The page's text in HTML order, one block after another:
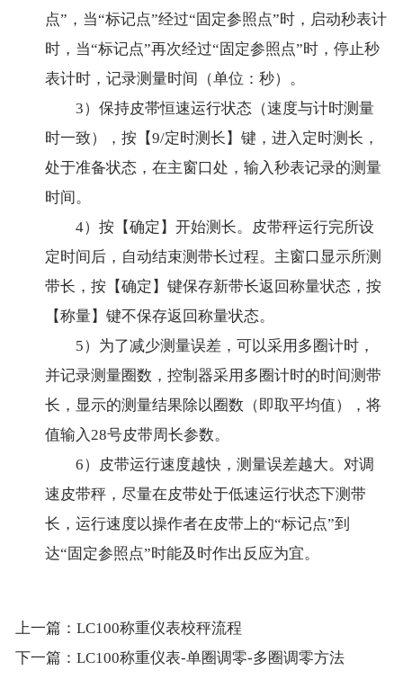
点”，当“标记点”经过“固定参照点”时，启动秒表计
时，当“标记点”再次经过“固定参照点”时，停止秒
表计时，记录测量时间（单位：秒）。
3）保持皮帯恒速运行状态（速度与计时测量
时一致），按【9/定时测长】键，进入定时测长，
处于准备状态，在主窗口处，输入秒表记录的测量
时间。
4）按【确定】开始测长。皮带秤运行完所设
定时间后，自动结束测带长过程。主窗口显示所测
带长，按【确定】键保存新带长返回称量状态，按
【称量】键不保存返回称量状态。
5）为了减少测量误差，可以采用多圈计时，
并记录测量圈数，控制器采用多圈计时的时间测带
长，显示的测量结果除以圈数（即取平均值），将
值输入28号皮带周长参数。
6）皮带运行速度越快，测量误差越大。对调
速皮带秤，尽量在皮带处于低速运行状态下测带
长，运行速度以操作者在皮带上的“标记点”到
达“固定参照点”时能及时作出反应为宜。
上一篇： LC100称重仪表校秤流程
下一篇： LC100称重仪表-单圈调零-多圈调零方法